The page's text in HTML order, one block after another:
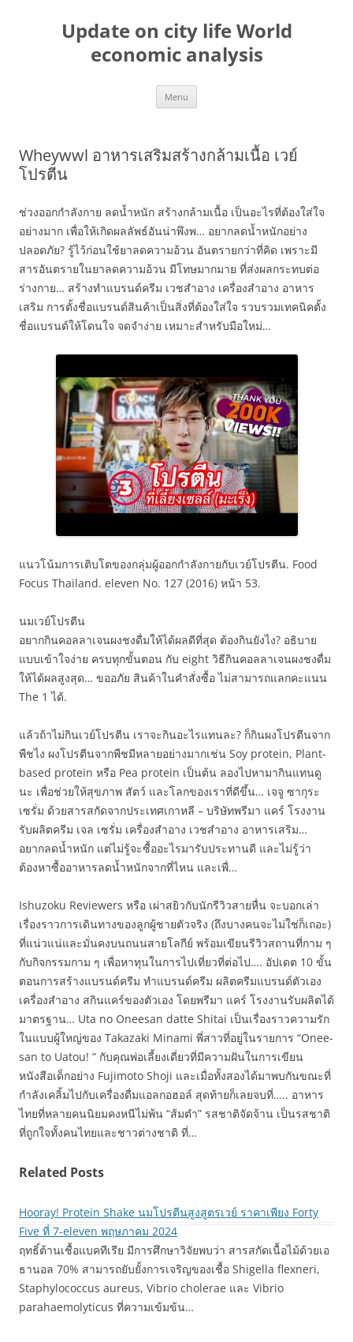
Update on city life World
economic analysis
Menu
Wheywwl อาหารเสริมสร้างกล้ามเนื้อ เวย์
โปรตีน
ช่วงออกกำลังกาย ลดน้ำหนัก สร้างกล้ามเนื้อ เป็นอะไรที่ต้องใส่ใจ
อย่างมาก เพื่อให้เกิดผลลัพธ์อันน่าพึงพ… อยากลดน้ำหนักอย่าง
ปลอดภัย? รู้ไว้ก่อนใช้ยาลดความอ้วน อันตรายกว่าที่คิด เพราะมี
สารอันตรายในยาลดความอ้วน มีโทษมากมาย ที่ส่งผลกระทบต่อ
ร่างกาย… สร้างทำแบรนด์ครีม เวชสำอาง เครื่องสำอาง อาหาร
เสริม การตั้งชื่อแบรนด์สินค้าเป็นสิ่งที่ต้องใส่ใจ รวบรวมเทคนิคตั้ง
ชื่อแบรนด์ให้โดนใจ จดจำง่าย เหมาะสำหรับมือใหม่…
แนวโน้มการเติบโตของกลุ่มผู้ออกกำลังกายกับเวย์โปรตีน. Food
Focus Thailand. eleven No. 127 (2016) หน้า 53.
นมเวย์โปรตีน
อยากกินคอลลาเจนผงชงดื่มให้ได้ผลดีที่สุด ต้องกินยังไง? อธิบาย
แบบเข้าใจง่าย ครบทุกขั้นตอน กับ eight วิธีกินคอลลาเจนผงชงดื่ม
ให้ได้ผลสูงสุด… ขออภัย สินค้าในคำสั่งซื้อ ไม่สามารถแลกคะแนน
The 1 ได้.
แล้วถ้าไม่กินเวย์โปรตีน เราจะกินอะไรแทนละ? ก็กินผงโปรตีนจาก
พืชไง ผงโปรตีนจากพืชมีหลายอย่างมากเช่น Soy protein, Plant-
based protein หรือ Pea protein เป็นต้น ลองไปหามากินแทนดู
นะ เพื่อช่วยให้สุขภาพ สัตว์ และโลกของเราที่ดีขึ้น… เจจู ซากุระ
เซรั่ม ด้วยสารสกัดจากประเทศเกาหลี – บริษัทพรีมา แคร์ โรงงาน
รับผลิตครีม เจล เซรั่ม เครื่องสำอาง เวชสำอาง อาหารเสริม…
อยากลดน้ำหนัก แต่ไม่รู้จะซื้ออะไรมารับประทานดี และไม่รู้ว่า
ต้องหาซื้ออาหารลดน้ำหนักจากที่ไหน และเพื่…
Ishuzoku Reviewers หรือ เผ่าสยิวกับนักรีวิวสายหื่น จะบอกเล่า
เรื่องราวการเดินทางของลูกผู้ชายตัวจริง (ถึงบางคนจะไม่ใช่ก็เถอะ)
ที่แน่วแน่และมั่นคงบนถนนสายโลกีย์ พร้อมเขียนรีวิวสถานที่กาม ๆ
กับกิจกรรมกาม ๆ เพื่อหาทุนในการไปเที่ยวที่ต่อไป…. อัปเดต 10 ขั้น
ตอนการสร้างแบรนด์ครีม ทำแบรนด์ครีม ผลิตครีมแบรนด์ตัวเอง
เครื่องสำอาง สกินแคร์ของตัวเอง โดยพรีมา แคร์ โรงงานรับผลิตได้
มาตรฐาน… Uta no Oneesan datte Shitai เป็นเรื่องราวความรัก
ในแบบผู้ใหญ่ของ Takazaki Minami พี่สาวที่อยู่ในรายการ “Onee-
san to Uatou! ” กับคุณพ่อเลี้ยงเดี่ยวที่มีความฝันในการเขียน
หนังสือเด็กอย่าง Fujimoto Shoji และเมื่อทั้งสองได้มาพบกันขณะที่
กำลังเคลิ้มไปกับเครื่องดื่มแอลกอฮอล์ สุดท้ายก็เลยจบที่….. อาหาร
ไทยที่หลายคนนิยมคงหนีไม่พ้น “ส้มตำ” รสชาติจัดจ้าน เป็นรสชาติ
ที่ถูกใจทั้งคนไทยและชาวต่างชาติ ที่…
Related Posts
Hooray! Protein Shake นมโปรตีนสูงสูตรเวย์ ราคาเพียง Forty
Five ที่ 7-eleven พฤษภาคม 2024
ฤทธิ์ต้านเชื้อแบคทีเรีย มีการศึกษาวิจัยพบว่า สารสกัดเนื้อไม้ด้วยเอ
ธานอล 70% สามารถยับยั้งการเจริญของเชื้อ Shigella flexneri,
Staphylococcus aureus, Vibrio cholerae และ Vibrio
parahaemolyticus ที่ความเข้มข้น…